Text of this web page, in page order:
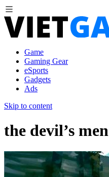
Game
Gaming Gear
eSports
Gadgets
Ads
Skip to content
the devil’s men